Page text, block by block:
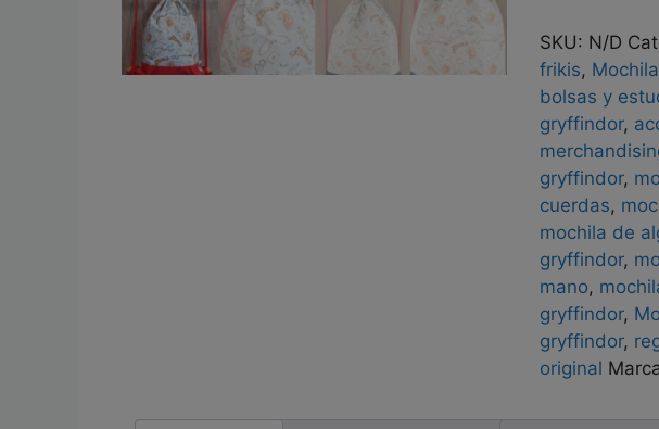
a
Mano
de
Algodón
100%
con
Cuerdas
Ajustables
cantidad
SKU: N/D
frikis,
bolsas y
gryffindor,
gryffindor,
cuerdas,
mochila de
gryffindor,
mano,
gryffindor,
gryffindor,
original